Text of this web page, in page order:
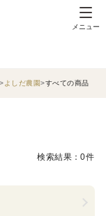
メニュー
よしだ農園 すべての商品
検索結果：0件